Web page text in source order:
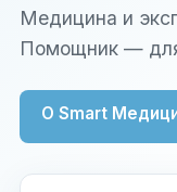
Медицина и
Помощник — для
О Smart